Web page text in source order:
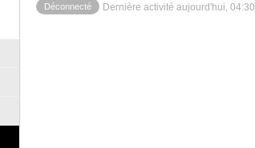
Déconnecté Dernière activité aujourd'hui, 04:30